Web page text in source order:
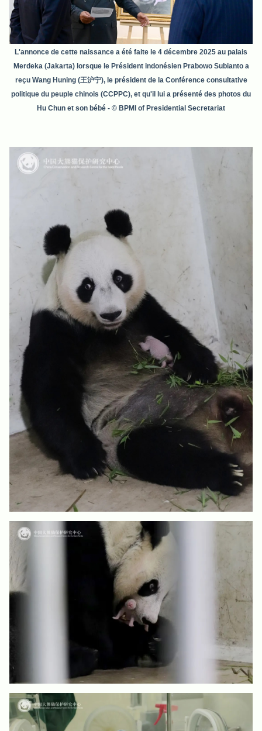
L'annonce de cette naissance a été faite le 4 décembre 2025 au palais
Merdeka (Jakarta) lorsque le Président indonésien Prabowo Subianto a
reçu Wang Huning (王沪宁), le président de la Conférence consultative
politique du peuple chinois (CCPPC), et qu'il lui a présenté des photos du
Hu Chun et son bébé - © BPMI of Presidential Secretariat